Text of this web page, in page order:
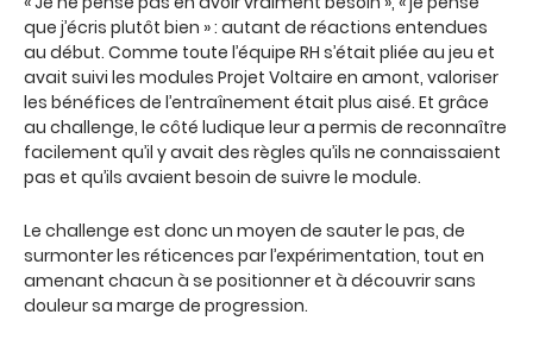
que j’écris plutôt bien » : autant de réactions entendues
au début. Comme toute l’équipe RH s’était pliée au jeu et
avait suivi les modules Projet Voltaire en amont, valoriser
les bénéfices de l’entraînement était plus aisé. Et grâce
au challenge, le côté ludique leur a permis de reconnaître
facilement qu’il y avait des règles qu’ils ne connaissaient
pas et qu’ils avaient besoin de suivre le module.
Le challenge est donc un moyen de sauter le pas, de
surmonter les réticences par l’expérimentation, tout en
amenant chacun à se positionner et à découvrir sans
douleur sa marge de progression.